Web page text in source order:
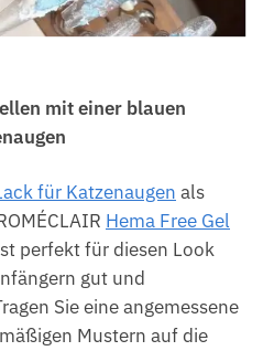
mit einer blauen
für Katzenaugen als
Hema Free Gel
perfekt für diesen Look
gut und
Sie eine angemessene
Mustern auf die